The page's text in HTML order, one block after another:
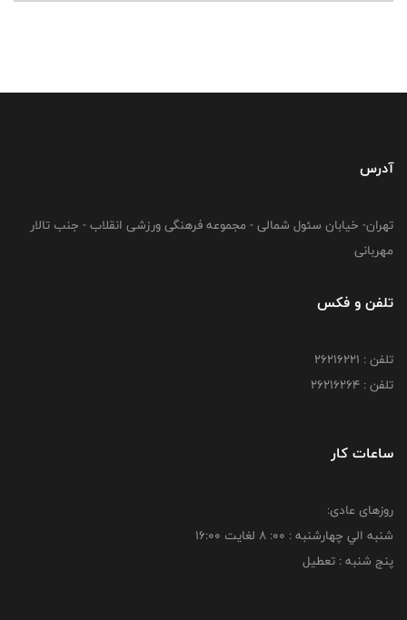
آدرس
تهران- خیابان سئول شمالی - مجموعه فرهنگی ورزشی انقلاب - جنب تالار
مهربانی
تلفن و فکس
تلفن : 26216221
تلفن : 26216264
ساعات کار
روزهای عادی:
شنبه الي چهارشنبه : 00: 8 لغايت 16:00
پنج شنبه : تعطیل